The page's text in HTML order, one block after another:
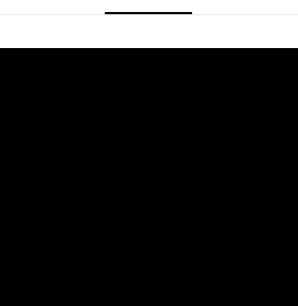
每筆NT$150，滿NT$2,000(含以上)免運費